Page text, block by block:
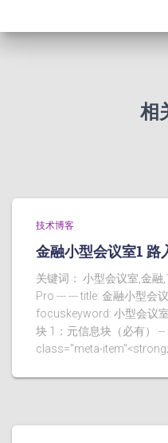
相
技术博客
金融小型会议室1 路
关键词： 小型会议室,金
Pro --- --- title: 金融小型会
focuskeyword: 小型会议
块 1：元信息块（必有）
class="meta-